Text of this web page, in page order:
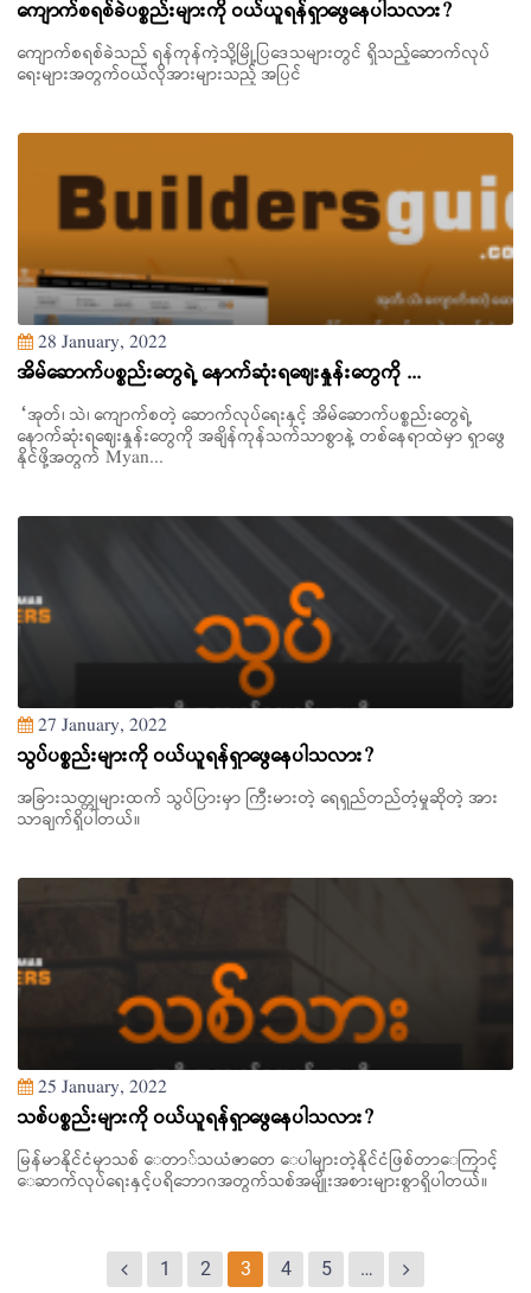
ကျောက်စရစ်ခဲပစ္စည်းများကို ဝယ်ယူရန်ရှာဖွေနေပါသလား?
ကျောက်စရစ်ခဲသည် ရန်ကုန်ကဲ့သို့မြို့ပြဒေသများတွင် ရှိသည့်ဆောက်လုပ်
ရေးများအတွက်ဝယ်လိုအားများသည့် အပြင်
28 January, 2022
အိမ်ဆောက်ပစ္စည်းတွေရဲ့ နောက်ဆုံးရဈေးနှုန်းတွေကို ...
“အုတ်၊ သဲ၊ ကျောက်စတဲ့ ဆောက်လုပ်ရေးနှင့် အိမ်ဆောက်ပစ္စည်းတွေရဲ့
နောက်ဆုံးရဈေးနှုန်းတွေကို အချိန်ကုန်သက်သာစွာနဲ့ တစ်နေရာထဲမှာ ရှာဖွေ
နိုင်ဖို့အတွက် Myan...
27 January, 2022
သွပ်ပစ္စည်းများကို ဝယ်ယူရန်ရှာဖွေနေပါသလား?
အခြားသတ္တုများထက် သွပ်ပြားမှာ ကြီးမားတဲ့ ရေရှည်တည်တံ့မှုဆိုတဲ့ အား
သာချက်ရှိပါတယ်။
25 January, 2022
သစ်ပစ္စည်းများကို ဝယ်ယူရန်ရှာဖွေနေပါသလား?
မြန်မာနိုင်ငံမှာသစ် ေတာ်သယံဇာတေ ေပါများတဲ့နိုင်ငံဖြစ်တာေကြာင့်
ေဆာက်လုပ်ရေးနှင့်ပရိဘောဂအတွက်သစ်အမျိုးအစားများစွာရှိပါတယ်။
1 2 3 4 5 …